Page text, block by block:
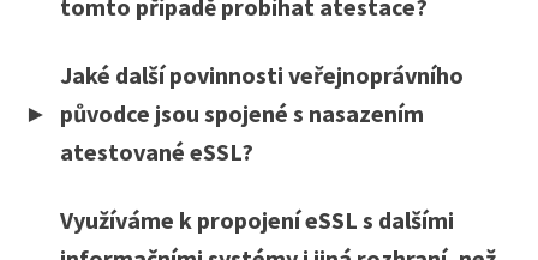
tomto případě probíhat atestace?
Jaké další povinnosti veřejnoprávního
původce jsou spojené s nasazením
atestované eSSL?
Využíváme k propojení eSSL s dalšími